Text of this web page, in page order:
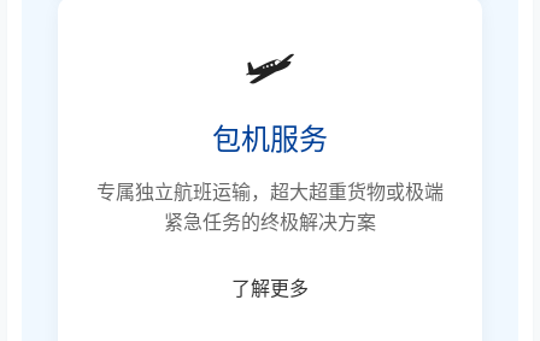
🛩️
包机服务
专属独立航班运输，超大超重货物或极端
紧急任务的终极解决方案
了解更多